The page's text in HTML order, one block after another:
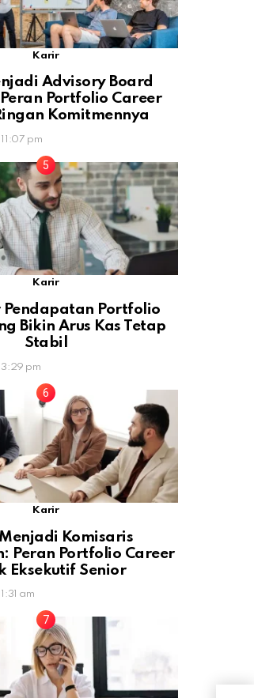
Karir
Advisory Board
Portfolio Career
Komitmennya
pm
Karir
Pendapatan Portfolio
Bikin Arus Kas Tetap
Stabil
pm
Karir
Komisaris
Peran Portfolio Career
Eksekutif Senior
am